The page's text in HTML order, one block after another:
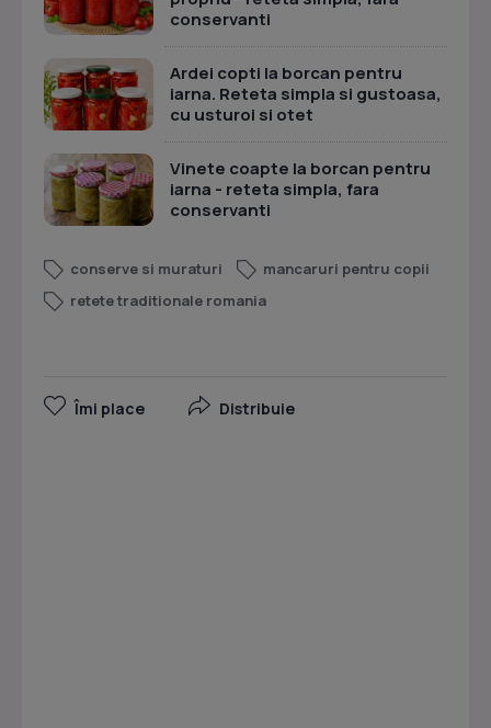
conservanti
Ardei copti la borcan pentru
iarna. Reteta simpla si gustoasa,
cu usturoi si otet
Vinete coapte la borcan pentru
iarna - reteta simpla, fara
conservanti
conserve si muraturi
mancaruri pentru copii
retete traditionale romania
Îmi place Distribuie